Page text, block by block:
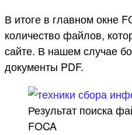
В итоге в главном окне
количество файлов,
сайте. В нашем случае
документы PDF.
Результат поиска
FOCA